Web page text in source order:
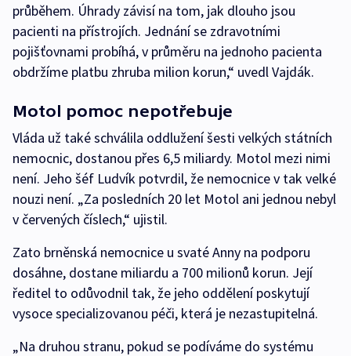
průběhem. Úhrady závisí na tom, jak dlouho jsou
pacienti na přístrojích. Jednání se zdravotními
pojišťovnami probíhá, v průměru na jednoho pacienta
obdržíme platbu zhruba milion korun,“ uvedl Vajdák.
Motol pomoc nepotřebuje
Vláda už také schválila oddlužení šesti velkých státních
nemocnic, dostanou přes 6,5 miliardy. Motol mezi nimi
není. Jeho šéf Ludvík potvrdil, že nemocnice v tak velké
nouzi není. „Za posledních 20 let Motol ani jednou nebyl
v červených číslech,“ ujistil.
Zato brněnská nemocnice u svaté Anny na podporu
dosáhne, dostane miliardu a 700 milionů korun. Její
ředitel to odůvodnil tak, že jeho oddělení poskytují
vysoce specializovanou péči, která je nezastupitelná.
„Na druhou stranu, pokud se podíváme do systému